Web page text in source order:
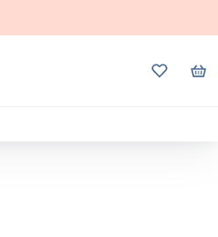
Meine